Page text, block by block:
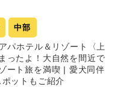
中部
パホテル＆リゾート〈上
ったよ！大自然を間近で
ート旅を満喫 | 愛犬同伴
ットもご紹介